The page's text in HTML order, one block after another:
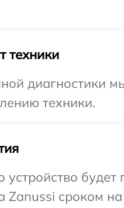
техники
диагностики
техники.
устройство
Zanussi сроком